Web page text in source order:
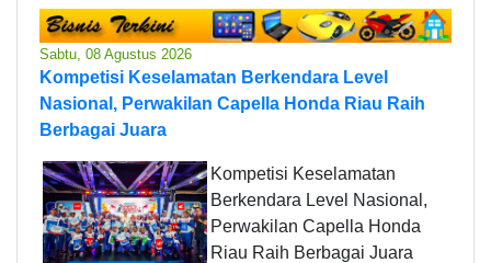
Sabtu, 08 Agustus 2026
Kompetisi Keselamatan Berkendara Level
Nasional, Perwakilan Capella Honda Riau Raih
Berbagai Juara
Kompetisi Keselamatan
Berkendara Level Nasional,
Perwakilan Capella Honda
Riau Raih Berbagai Juara